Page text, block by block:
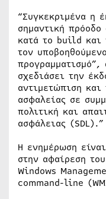
“Συγκεκριμένα η
σημαντική
κατά το build
τον
σχεδιάσει την
αντιμετώπιση
ασφαλείας σε
πολιτική και
ασφάλειας (SDL).”
Η ενημέρωση
στην αφαίρεση
Windows
command-line